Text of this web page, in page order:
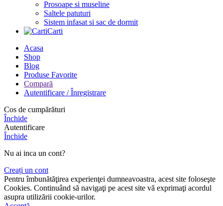
Prosoape si museline
Saltele patuturi
Sistem infasat si sac de dormit
Carti
Acasa
Shop
Blog
Produse Favorite
Compară
Autentificare / Înregistrare
Cos de cumpărături
Închide
Autentificare
Închide
Nu ai inca un cont?
Creați un cont
Pentru îmbunătăţirea experienţei dumneavoastra, acest site foloseşte
Cookies. Continuând să navigaţi pe acest site vă exprimaţi acordul
asupra utilizării cookie-urilor.